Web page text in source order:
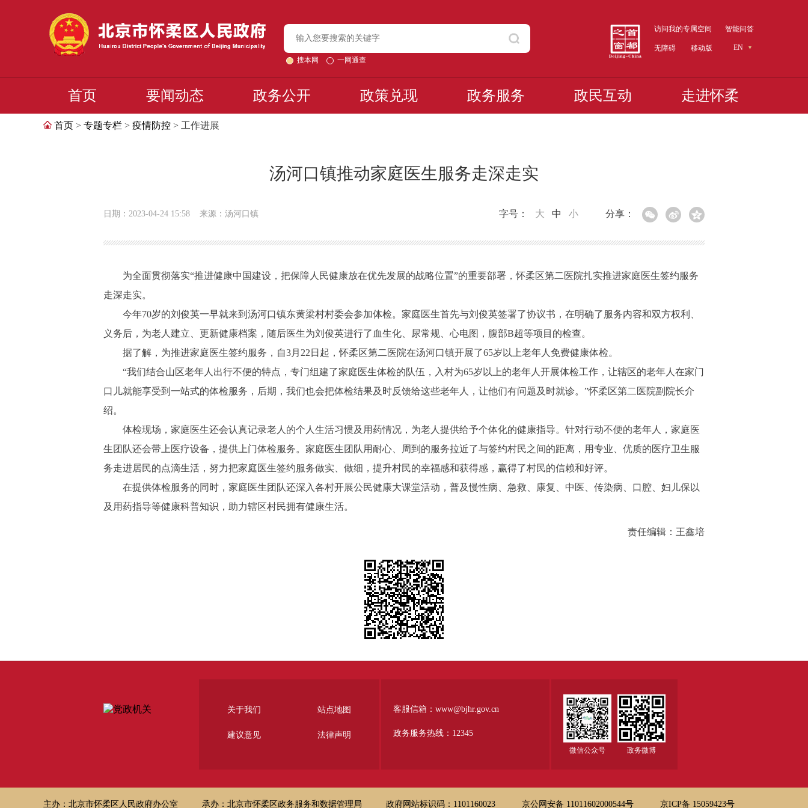
搜本网 一网通查
访问我的专属空间 智能问答
无障碍 移动版 EN
首页 要闻动态 政务公开 政策兑现 政务服务 政民互动 走进怀柔
首页 > 专题专栏 > 疫情防控 > 工作进展
汤河口镇推动家庭医生服务走深走实
日期：2023-04-24 15:58 来源：汤河口镇 分享：
字号： 大 中 小
为全面贯彻落实“推进健康中国建设，把保障人民健康放在优先发展的战略位置”的重要部署，怀柔区第二医院扎实推进家庭医生签约服务
走深走实。
今年70岁的刘俊英一早就来到汤河口镇东黄梁村村委会参加体检。家庭医生首先与刘俊英签署了协议书，在明确了服务内容和双方权利、
义务后，为老人建立、更新健康档案，随后医生为刘俊英进行了血生化、尿常规、心电图，腹部B超等项目的检查。
据了解，为推进家庭医生签约服务，自3月22日起，怀柔区第二医院在汤河口镇开展了65岁以上老年人免费健康体检。
“我们结合山区老年人出行不便的特点，专门组建了家庭医生体检的队伍，入村为65岁以上的老年人开展体检工作，让辖区的老年人在家门
口儿就能享受到一站式的体检服务，后期，我们也会把体检结果及时反馈给这些老年人，让他们有问题及时就诊。”怀柔区第二医院副院长介
绍。
体检现场，家庭医生还会认真记录老人的个人生活习惯及用药情况，为老人提供给予个体化的健康指导。针对行动不便的老年人，家庭医
生团队还会带上医疗设备，提供上门体检服务。家庭医生团队用耐心、周到的服务拉近了与签约村民之间的距离，用专业、优质的医疗卫生服
务走进居民的点滴生活，努力把家庭医生签约服务做实、做细，提升村民的幸福感和获得感，赢得了村民的信赖和好评。
在提供体检服务的同时，家庭医生团队还深入各村开展公民健康大课堂活动，普及慢性病、急救、康复、中医、传染病、口腔、妇儿保以
及用药指导等健康科普知识，助力辖区村民拥有健康生活。
责任编辑：王鑫培
关于我们 站点地图
建议意见 法律声明
客服信箱：www@bjhr.gov.cn
政务服务热线：12345
微信公众号 政务微博
主办：北京市怀柔区人民政府办公室 承办：北京市怀柔区政务服务和数据管理局 政府网站标识码：1101160023 京公网安备 11011602000544号 京ICP备 15059423号